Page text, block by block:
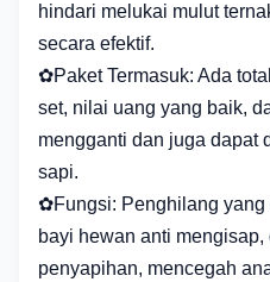
hindari melukai mulut
secara efektif.
✿Paket Termasuk: Ada
set, nilai uang yang baik,
mengganti dan juga dapat
sapi.
✿Fungsi: Penghilang yang
bayi hewan anti
penyapihan, mencegah